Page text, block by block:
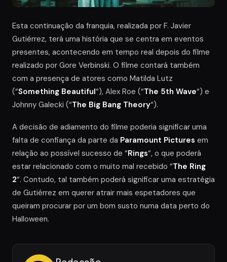
Esta continuação da franquia, realizada por F. Javier
Gutiérrez, terá uma história que se centra em eventos
presentes, acontecendo em tempo real depois do filme
realizado por Gore Verbinski. O filme contará também
com a presença de atores como Matilda Lutz
(“Something Beautiful“), Alex Roe (“The 5th Wave“) e
Johnny Galecki (“The Big Bang Theory“).
A decisão de adiamento do filme poderia significar uma
falta de confiança da parte da Paramount Pictures em
relação ao possível sucesso de “Rings“, o que poderá
estar relacionado com o muito mal recebido “The Ring
2“. Contudo, tal também poderá significar uma estratégia
de Gutiérrez em querer atrair mais espetadores que
queiram procurar por um bom susto numa data perto do
Halloween.